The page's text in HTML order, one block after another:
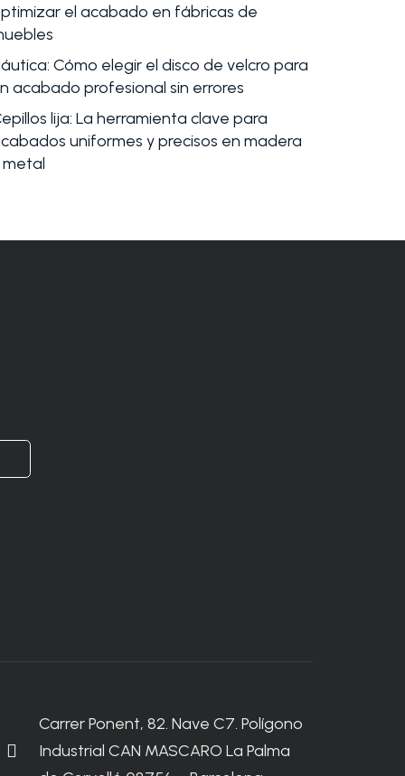
el acabado en fábricas de
Cómo elegir el disco de velcro para
acabado profesional sin errores
lija: La herramienta clave para
uniformes y precisos en madera
metal
Carrer Ponent, 82. Nave C7. Polígono
Industrial CAN MASCARO La Palma